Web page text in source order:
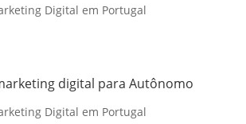
Digital em Portugal
digital para Autônomo
Digital em Portugal